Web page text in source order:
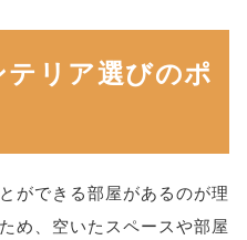
リア選びのポ
ができる部屋があるのが理
め、空いたスペースや部屋